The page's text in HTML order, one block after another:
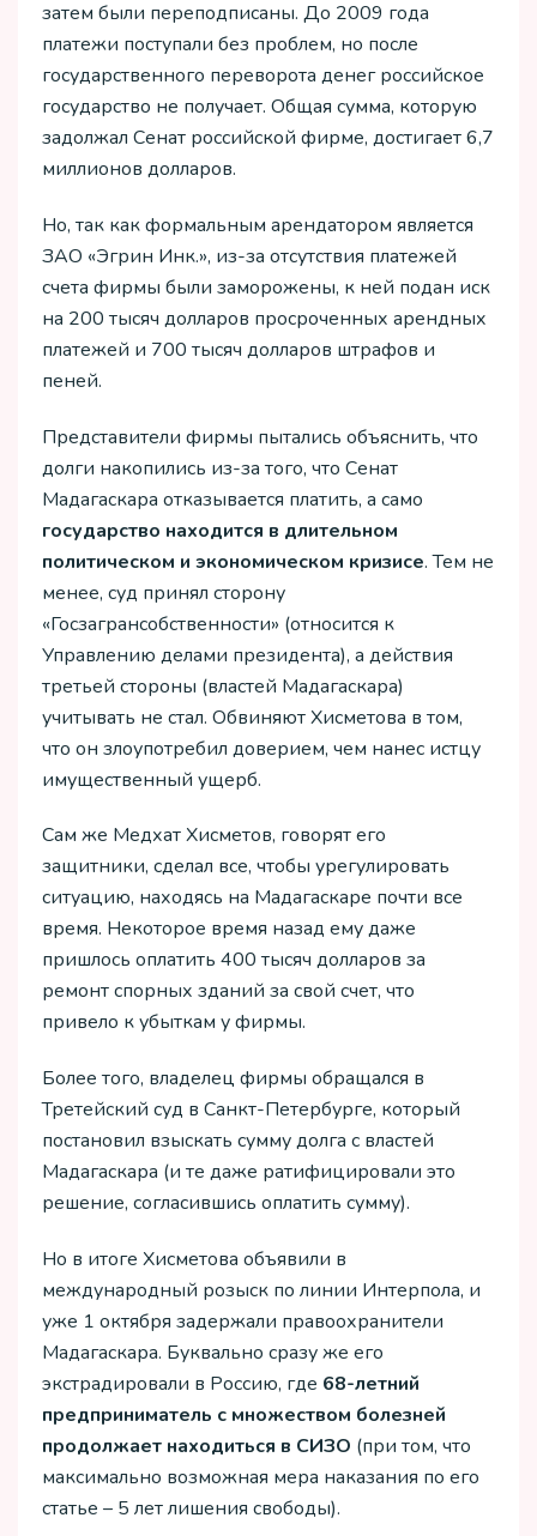
затем были переподписаны. До 2009 года
платежи поступали без проблем, но после
государственного переворота денег российское
государство не получает. Общая сумма, которую
задолжал Сенат российской фирме, достигает 6,7
миллионов долларов.
Но, так как формальным арендатором является
ЗАО «Эгрин Инк.», из-за отсутствия платежей
счета фирмы были заморожены, к ней подан иск
на 200 тысяч долларов просроченных арендных
платежей и 700 тысяч долларов штрафов и
пеней.
Представители фирмы пытались объяснить, что
долги накопились из-за того, что Сенат
Мадагаскара отказывается платить, а само
государство находится в длительном
политическом и экономическом кризисе. Тем не
менее, суд принял сторону
«Госзагрансобственности» (относится к
Управлению делами президента), а действия
третьей стороны (властей Мадагаскара)
учитывать не стал. Обвиняют Хисметова в том,
что он злоупотребил доверием, чем нанес истцу
имущественный ущерб.
Сам же Медхат Хисметов, говорят его
защитники, сделал все, чтобы урегулировать
ситуацию, находясь на Мадагаскаре почти все
время. Некоторое время назад ему даже
пришлось оплатить 400 тысяч долларов за
ремонт спорных зданий за свой счет, что
привело к убыткам у фирмы.
Более того, владелец фирмы обращался в
Третейский суд в Санкт-Петербурге, который
постановил взыскать сумму долга с властей
Мадагаскара (и те даже ратифицировали это
решение, согласившись оплатить сумму).
Но в итоге Хисметова объявили в
международный розыск по линии Интерпола, и
уже 1 октября задержали правоохранители
Мадагаскара. Буквально сразу же его
экстрадировали в Россию, где 68-летний
предприниматель с множеством болезней
продолжает находиться в СИЗО (при том, что
максимально возможная мера наказания по его
статье – 5 лет лишения свободы).